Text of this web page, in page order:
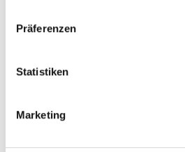
Präferenzen
Statistiken
Marketing